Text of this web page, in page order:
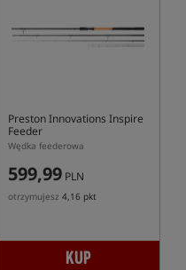
Preston Innovations Inspire
Feeder
Wędka feederowa
599,99 PLN
otrzymujesz 4,16 pkt
KUP